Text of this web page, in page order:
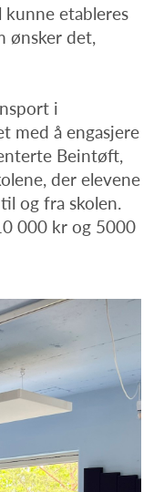
etableres
ønsker det,
i
med å engasjere
Beintøft,
der elevene
og fra skolen.
000 kr og 5000